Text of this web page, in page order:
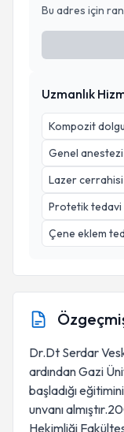
Bu adres için
Uzmanlık
Kompozit dolgu
Genel
Lazer cerrahisi
Protetik tedavi
Çene eklem
Dr.Dt Serdar
ardından Gazi
başladığı
unvanı
Hekimliği